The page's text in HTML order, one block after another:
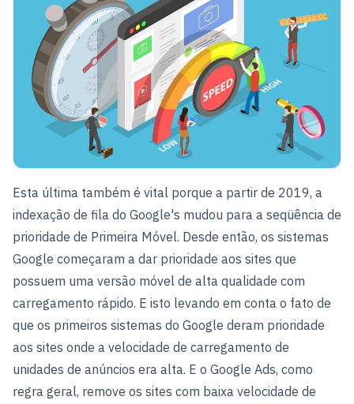
Esta última também é vital porque a partir de 2019, a
indexação de fila do Google's mudou para a seqüência de
prioridade de Primeira Móvel. Desde então, os sistemas
Google começaram a dar prioridade aos sites que
possuem uma versão móvel de alta qualidade com
carregamento rápido. E isto levando em conta o fato de
que os primeiros sistemas do Google deram prioridade
aos sites onde a velocidade de carregamento de
unidades de anúncios era alta. E o Google Ads, como
regra geral, remove os sites com baixa velocidade de